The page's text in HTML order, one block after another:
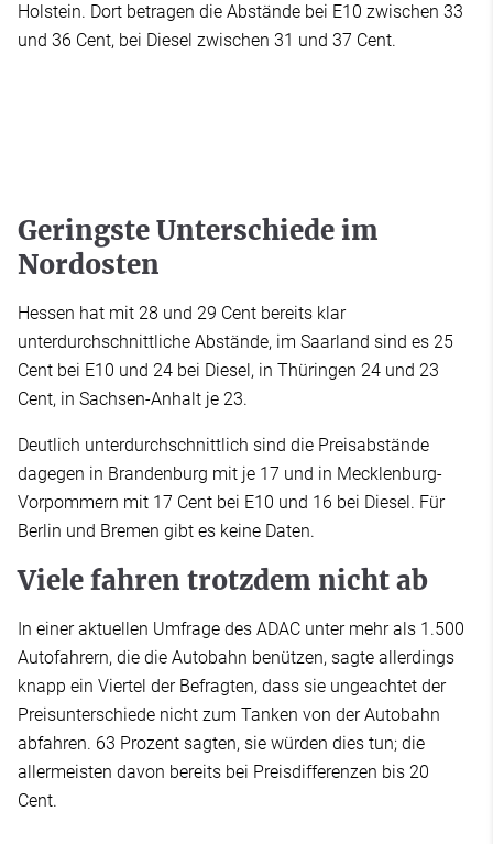
Holstein. Dort betragen die Abstände bei E10 zwischen 33
und 36 Cent, bei Diesel zwischen 31 und 37 Cent.
Geringste Unterschiede im
Nordosten
Hessen hat mit 28 und 29 Cent bereits klar
unterdurchschnittliche Abstände, im Saarland sind es 25
Cent bei E10 und 24 bei Diesel, in Thüringen 24 und 23
Cent, in Sachsen-Anhalt je 23.
Deutlich unterdurchschnittlich sind die Preisabstände
dagegen in Brandenburg mit je 17 und in Mecklenburg-
Vorpommern mit 17 Cent bei E10 und 16 bei Diesel. Für
Berlin und Bremen gibt es keine Daten.
Viele fahren trotzdem nicht ab
In einer aktuellen Umfrage des ADAC unter mehr als 1.500
Autofahrern, die die Autobahn benützen, sagte allerdings
knapp ein Viertel der Befragten, dass sie ungeachtet der
Preisunterschiede nicht zum Tanken von der Autobahn
abfahren. 63 Prozent sagten, sie würden dies tun; die
allermeisten davon bereits bei Preisdifferenzen bis 20
Cent.